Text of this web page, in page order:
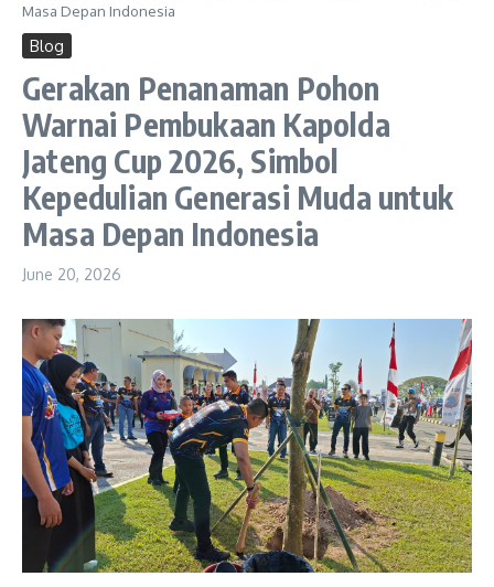
Masa Depan Indonesia
Blog
Gerakan Penanaman Pohon
Warnai Pembukaan Kapolda
Jateng Cup 2026, Simbol
Kepedulian Generasi Muda untuk
Masa Depan Indonesia
June 20, 2026